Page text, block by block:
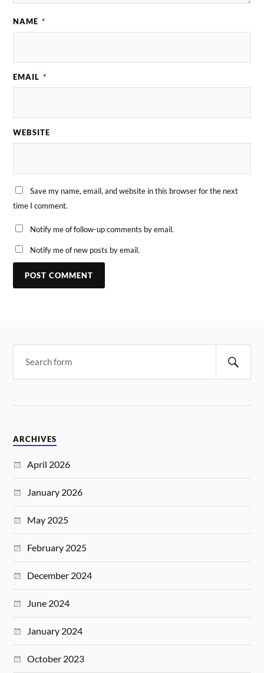
NAME *
EMAIL *
WEBSITE
Save my name, email, and website in this browser for the next
time I comment.
Notify me of follow-up comments by email.
Notify me of new posts by email.
ARCHIVES
April 2026
January 2026
May 2025
February 2025
December 2024
June 2024
January 2024
October 2023